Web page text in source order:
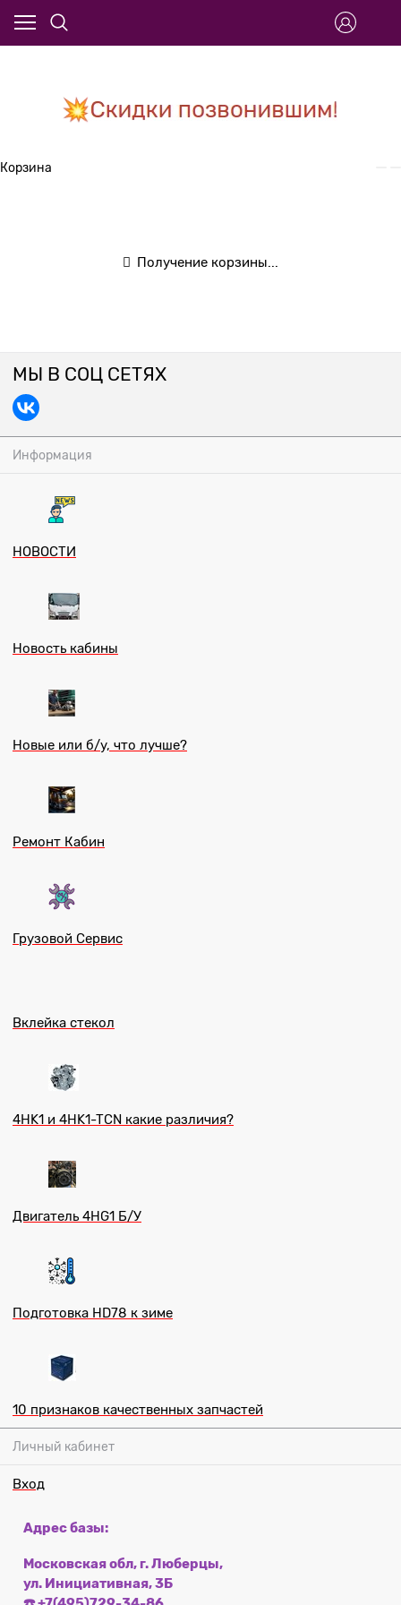
Корзина
Получение корзины...
МЫ В СОЦ СЕТЯХ
Информация
НОВОСТИ
Новость кабины
Новые или б/у, что лучше?
Ремонт Кабин
Грузовой Сервис
Вклейка стекол
4HK1 и 4HK1-TCN какие различия?
Двигатель 4HG1 Б/У
Подготовка HD78 к зиме
10 признаков качественных запчастей
Личный кабинет
Вход
Адрес базы:
Московская обл, г. Люберцы,
ул. Инициативная, 3Б